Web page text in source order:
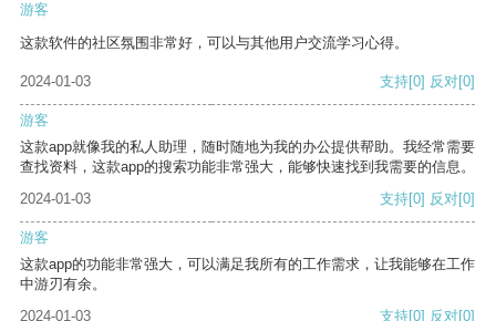
游客
这款软件的社区氛围非常好，可以与其他用户交流学习心得。
2024-01-03 支持[0] 反对[0]
游客
这款app就像我的私人助理，随时随地为我的办公提供帮助。我经常需要
查找资料，这款app的搜索功能非常强大，能够快速找到我需要的信息。
2024-01-03
支持[0] 反对[0]
游客
这款app的功能非常强大，可以满足我所有的工作需求，让我能够在工作
中游刃有余。
2024-01-03
支持[0] 反对[0]